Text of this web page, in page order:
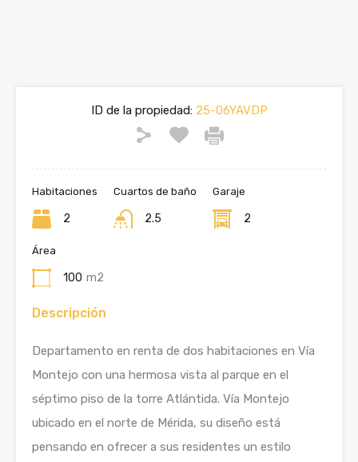
ID de la propiedad:25-06YAVDP
Habitaciones
2
Cuartos de baño
2.5
Garaje
2
Área
100 m2
Descripción
Departamento en renta de dos habitaciones en Vía
Montejo con una hermosa vista al parque en el
séptimo piso de la torre Atlántida. Vía Montejo
ubicado en el norte de Mérida, su diseño está
pensando en ofrecer a sus residentes un estilo